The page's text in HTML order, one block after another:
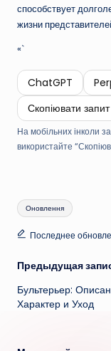
способствует
жизни
«`
ChatGPT
Скопіювати запит
На мобільних інколи
використайте
Метки:
Оновлення
Последнее
записи
Предыдущая
Бультерьер:
Характер и Уход